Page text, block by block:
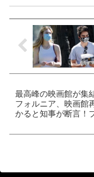
最高峰の映画館が集
フォルニア、映画館
かると知事が断言！
る・・・？